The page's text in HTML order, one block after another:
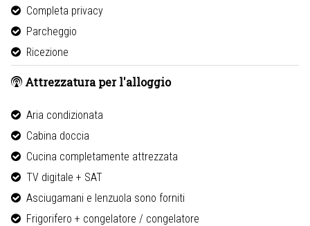
Completa privacy
Parcheggio
Ricezione
Attrezzatura per l'alloggio
Aria condizionata
Cabina doccia
Cucina completamente attrezzata
TV digitale + SAT
Asciugamani e lenzuola sono forniti
Frigorifero + congelatore / congelatore